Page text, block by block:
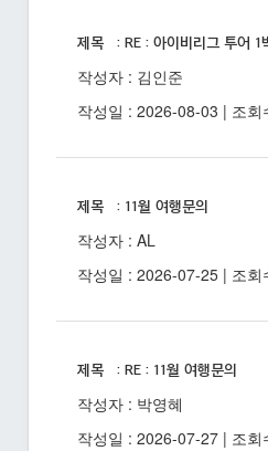
제목 : RE : 아이비리그 투어 1
작성자 : 김인준
작성일 : 2026-08-03 | 조회
제목 : 11월 여행문의
작성자 : AL
작성일 : 2026-07-25 | 조회
제목 : RE : 11월 여행문의
작성자 : 박영혜
작성일 : 2026-07-27 | 조회